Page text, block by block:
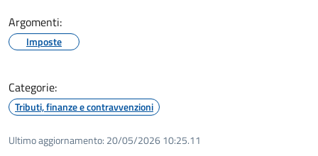
Argomenti:
Imposte
Categorie:
Tributi, finanze e contravvenzioni
Ultimo aggiornamento: 20/05/2026 10:25.11